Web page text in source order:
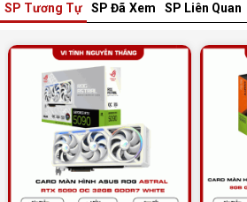
Tổng hợp 7
nên mua
Bạn tìm laptop cho
mà, bền bỉ? Xem
laptop bền, cấu
Dịch vụ build PC
yêu cầu, giá tốt,
Dịch vụ build PC đồ
cầu uy tín, tối ưu
mượt mà. Đăng ký
ngay.
SP Tương Tự SP Đã Xem SP Liên Quan